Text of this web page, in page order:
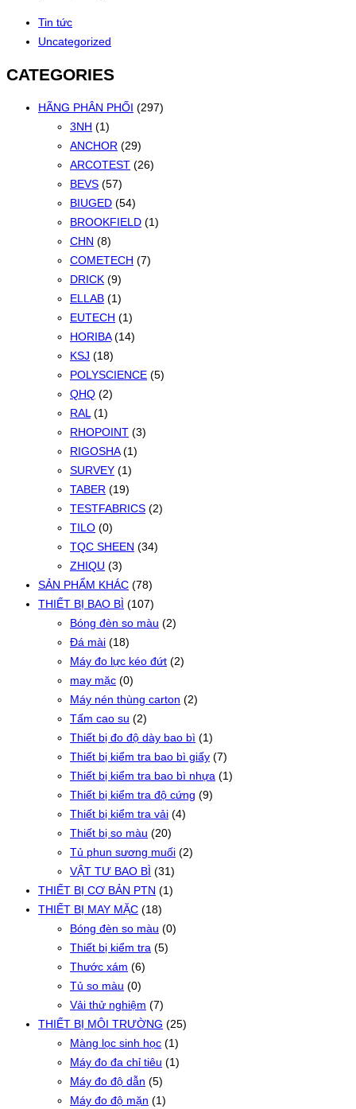
Tin tức
Uncategorized
CATEGORIES
HÃNG PHÂN PHỐI (297)
3NH (1)
ANCHOR (29)
ARCOTEST (26)
BEVS (57)
BIUGED (54)
BROOKFIELD (1)
CHN (8)
COMETECH (7)
DRICK (9)
ELLAB (1)
EUTECH (1)
HORIBA (14)
KSJ (18)
POLYSCIENCE (5)
QHQ (2)
RAL (1)
RHOPOINT (3)
RIGOSHA (1)
SURVEY (1)
TABER (19)
TESTFABRICS (2)
TILO (0)
TQC SHEEN (34)
ZHIQU (3)
SẢN PHẨM KHÁC (78)
THIẾT BỊ BAO BÌ (107)
Bóng đèn so màu (2)
Đá mài (18)
Máy đo lực kéo đứt (2)
may mặc (0)
Máy nén thùng carton (2)
Tấm cao su (2)
Thiết bị đo độ dày bao bì (1)
Thiết bị kiểm tra bao bì giấy (7)
Thiết bị kiểm tra bao bì nhựa (1)
Thiết bị kiểm tra độ cứng (9)
Thiết bị kiểm tra vải (4)
Thiết bị so màu (20)
Tủ phun sương muối (2)
VẬT TƯ BAO BÌ (31)
THIẾT BỊ CƠ BẢN PTN (1)
THIẾT BỊ MAY MẶC (18)
Bóng đèn so màu (0)
Thiết bị kiểm tra (5)
Thước xám (6)
Tủ so màu (0)
Vải thử nghiệm (7)
THIẾT BỊ MÔI TRƯỜNG (25)
Màng lọc sinh học (1)
Máy đo đa chỉ tiêu (1)
Máy đo độ dẫn (5)
Máy đo độ mặn (1)